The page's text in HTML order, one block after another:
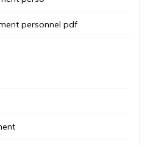
personnel pdf